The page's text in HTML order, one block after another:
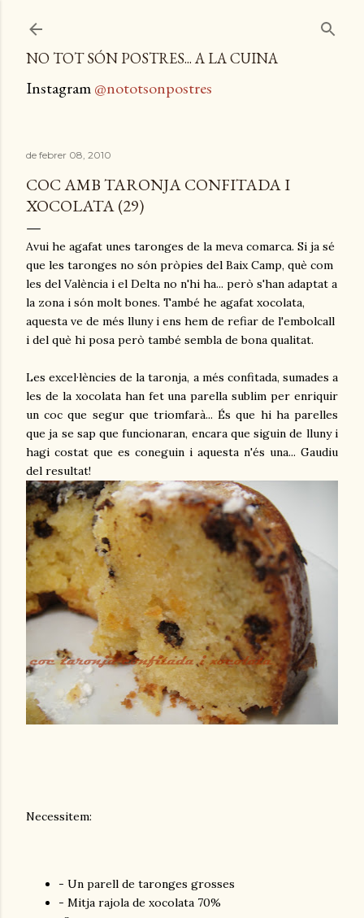
NO TOT SÓN POSTRES... A LA CUINA
Instagram@nototsonpostres
de febrer 08, 2010
COC AMB TARONJA CONFITADA I
XOCOLATA (29)
Avui he agafat unes taronges de la meva comarca. Si ja sé
que les taronges no són pròpies del Baix Camp, què com
les del València i el Delta no n'hi ha... però s'han adaptat a
la zona i són molt bones. També he agafat xocolata,
aquesta ve de més lluny i ens hem de refiar de l'embolcall
i del què hi posa però també sembla de bona qualitat.
Les excel·lències de la taronja, a més confitada, sumades a
les de la xocolata han fet una parella sublim per enriquir
un coc que segur que triomfarà... És que hi ha parelles
que ja se sap que funcionaran, encara que siguin de lluny i
hagi costat que es coneguin i aquesta n'és una... Gaudiu
del resultat!
Necessitem:
- Un parell de taronges grosses
- Mitja rajola de xocolata 70%